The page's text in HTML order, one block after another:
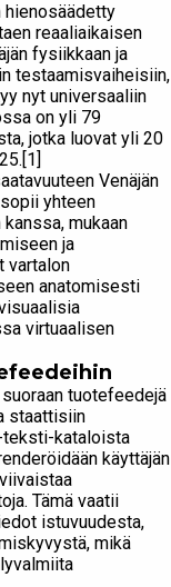
hienosäädetty
reaaliaikaisen
fysiikkaan ja
testaamisvaiheisiin,
nyt universaaliin
on yli 79
jotka luovat yli 20
Venäjän
yhteen
mukaan
ja
vartalon
anatomisesti
virtuaalisen
tuotefeedejä
staattisiin
teksti-kataloista
käyttäjän
Tämä vaatii
istuvuudesta,
mikä